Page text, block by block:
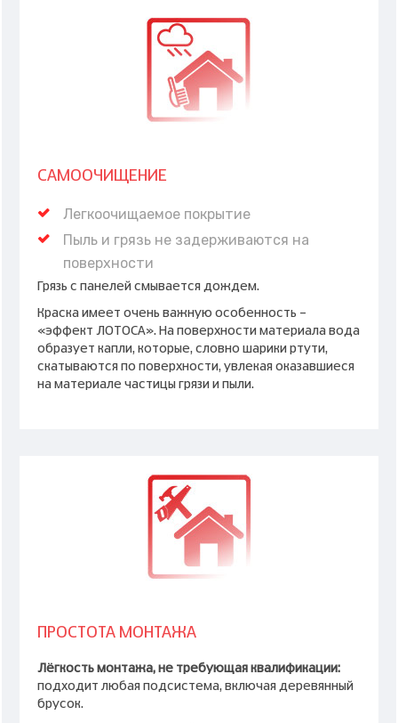
САМООЧИЩЕНИЕ
Легкоочищаемое покрытие
Пыль и грязь не задерживаются на
поверхности
Грязь с панелей смывается дождем.
Краска имеет очень важную особенность –
«эффект ЛОТОСА». На поверхности материала вода
образует капли, которые, словно шарики ртути,
скатываются по поверхности, увлекая оказавшиеся
на материале частицы грязи и пыли.
ПРОСТОТА МОНТАЖА
Лёгкость монтажа, не требующая квалификации:
подходит любая подсистема, включая деревянный
брусок.